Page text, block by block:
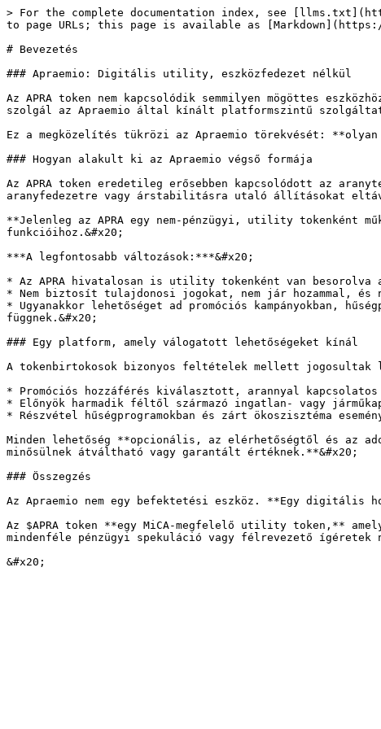
> For the complete documentation index, see
to page URLs; this page is available as
# Bevezetés
### Apraemio: Digitális utility, eszközfedezet nélkül
Az APRA token nem kapcsolódik semmilyen mögöttes
szolgál az Apraemio által kínált platformszintű
Ez a megközelítés tükrözi az Apraemio törekvését:
### Hogyan alakult ki az Apraemio végső formája
Az APRA token eredetileg erősebben kapcsolódott az
aranyfedezetre vagy árstabilitásra utaló állításokat
**Jelenleg az APRA egy nem-pénzügyi, utility tokenként
funkcióihoz.&#x20;
***A legfontosabb változások:***&#x20;
* Az APRA hivatalosan is utility tokenként van besorolva a
* Nem biztosít tulajdonosi jogokat, nem jár hozammal, és
* Ugyanakkor lehetőséget ad promóciós kampányokban,
függnek.&#x20;
### Egy platform, amely válogatott lehetőségeket kínál
A tokenbirtokosok bizonyos feltételek mellett jogosultak
* Promóciós hozzáférés kiválasztott, arannyal
* Előnyök harmadik féltől származó ingatlan- vagy
* Részvétel hűségprogramokban és zárt ökoszisztéma
Minden lehetőség **opcionális, az elérhetőségtől és az
minősülnek átváltható vagy garantált értéknek.**&#x20;
### Összegzés
Az Apraemio nem egy befektetési eszköz. **Egy digitális
Az $APRA token **egy MiCA-megfelelő utility token,**
mindenféle pénzügyi spekuláció vagy félrevezető ígéretek